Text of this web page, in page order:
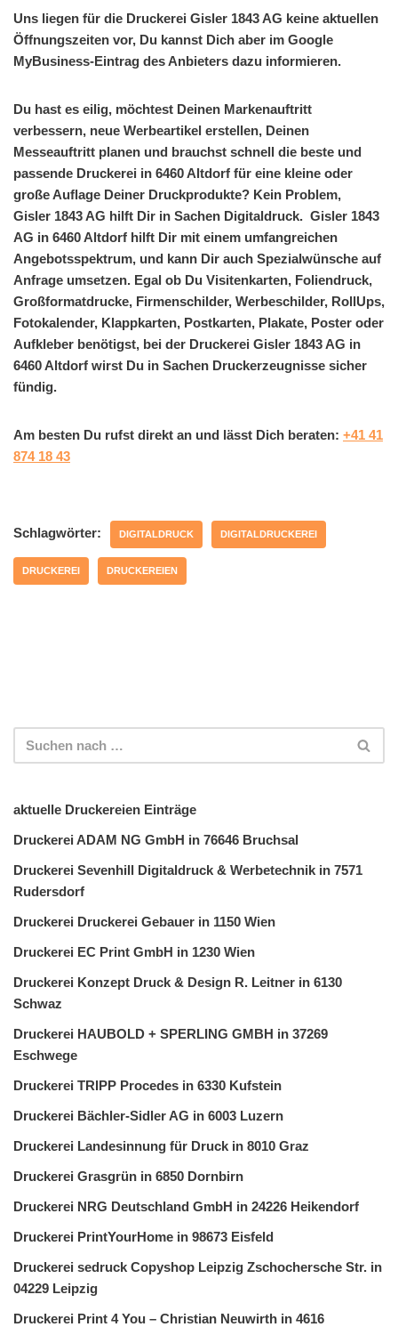
Uns liegen für die Druckerei Gisler 1843 AG keine aktuellen
Öffnungszeiten vor, Du kannst Dich aber im Google
MyBusiness-Eintrag des Anbieters dazu informieren.
Du hast es eilig, möchtest Deinen Markenauftritt
verbessern, neue Werbeartikel erstellen, Deinen
Messeauftritt planen und brauchst schnell die beste und
passende Druckerei in 6460 Altdorf für eine kleine oder
große Auflage Deiner Druckprodukte? Kein Problem,
Gisler 1843 AG hilft Dir in Sachen Digitaldruck. Gisler 1843
AG in 6460 Altdorf hilft Dir mit einem umfangreichen
Angebotsspektrum, und kann Dir auch Spezialwünsche auf
Anfrage umsetzen. Egal ob Du Visitenkarten, Foliendruck,
Großformatdrucke, Firmenschilder, Werbeschilder, RollUps,
Fotokalender, Klappkarten, Postkarten, Plakate, Poster oder
Aufkleber benötigst, bei der Druckerei Gisler 1843 AG in
6460 Altdorf wirst Du in Sachen Druckerzeugnisse sicher
fündig.
Am besten Du rufst direkt an und lässt Dich beraten: +41 41
874 18 43
Schlagwörter: DIGITALDRUCK DIGITALDRUCKEREI
DRUCKEREI DRUCKEREIEN
aktuelle Druckereien Einträge
Druckerei ADAM NG GmbH in 76646 Bruchsal
Druckerei Sevenhill Digitaldruck & Werbetechnik in 7571
Rudersdorf
Druckerei Druckerei Gebauer in 1150 Wien
Druckerei EC Print GmbH in 1230 Wien
Druckerei Konzept Druck & Design R. Leitner in 6130
Schwaz
Druckerei HAUBOLD + SPERLING GMBH in 37269
Eschwege
Druckerei TRIPP Procedes in 6330 Kufstein
Druckerei Bächler-Sidler AG in 6003 Luzern
Druckerei Landesinnung für Druck in 8010 Graz
Druckerei Grasgrün in 6850 Dornbirn
Druckerei NRG Deutschland GmbH in 24226 Heikendorf
Druckerei PrintYourHome in 98673 Eisfeld
Druckerei sedruck Copyshop Leipzig Zschochersche Str. in
04229 Leipzig
Druckerei Print 4 You – Christian Neuwirth in 4616